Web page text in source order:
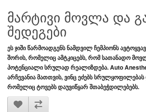
მარტივი მოვლა და
შედეგები
ეს ჯიში წარმოადგენს ნამდვილ ჩემპიონს
შორის, რომელიც ამტკიცებს, რომ სათანადო
პოტენციალი სრულად რეალიზდება.Auto
არჩევანია მათთვის, ვინც ეძებს
რომელიც ტოვებს დაუვიწყარ შთაბეჭდილებებს.